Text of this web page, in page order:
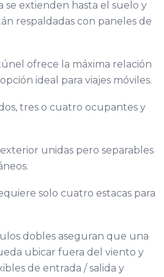
se extienden hasta el suelo y
respaldadas con paneles de
ofrece la máxima relación
ideal para viajes móviles.
tres o cuatro ocupantes y
unidas pero separables
solo cuatro estacas para
dobles aseguran que una
ubicar fuera del viento y
de entrada / salida y